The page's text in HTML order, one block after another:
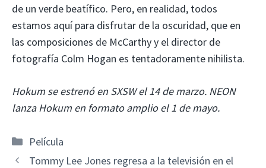
de un verde beatífico. Pero, en realidad, todos
estamos aquí para disfrutar de la oscuridad, que en
las composiciones de McCarthy y el director de
fotografía Colm Hogan es tentadoramente nihilista.
Hokum se estrenó en SXSW el 14 de marzo. NEON
lanza Hokum en formato amplio el 1 de mayo.
Categorías
Película
Tommy Lee Jones regresa a la televisión en el